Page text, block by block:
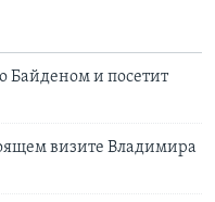
Байденом и посетит
визите Владимира